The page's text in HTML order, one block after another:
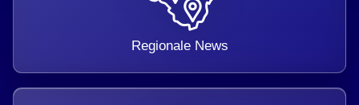
Regionale News